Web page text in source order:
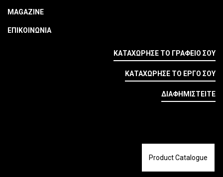
MAGAZINE
ΕΠΙΚΟΙΝΩΝΙΑ
ΚΑΤΑΧΩΡΗΣΕ ΤΟ ΓΡΑΦΕΙΟ ΣΟΥ
ΚΑΤΑΧΩΡΗΣΕ ΤΟ ΕΡΓΟ ΣΟΥ
ΔΙΑΦΗΜΙΣΤΕΙΤΕ
Product Catalogue